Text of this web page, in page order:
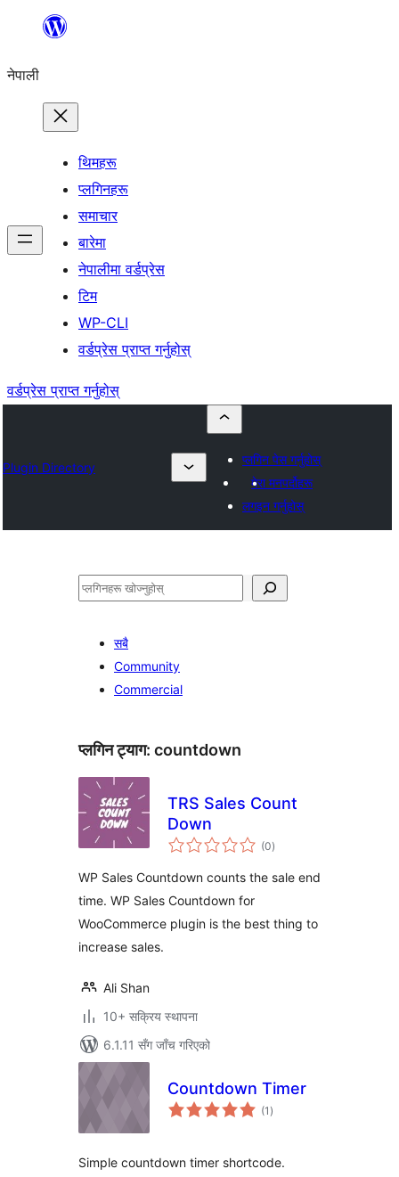
सामग्रीमा
नेपाली
थिमहरू
प्लगिनहरू
समाचार
बारेमा
नेपालीमा वर्डप्रेस
टिम
WP-CLI
वर्डप्रेस प्राप्त गर्नुहोस्
वर्डप्रेस प्राप्त गर्नुहोस्
Plugin Directory
प्लगिन पेस गर्नुहोस्
मेरा मनपर्दोहरू
लगइन गर्नुहोस्
खोज्नुहोस्
सबै
Community
Commercial
प्लगिन ट्याग: countdown
TRS Sales Count
Down
(0कुल
रेटिङ्गहरू
)
WP Sales Countdown counts the sale end
time. WP Sales Countdown for
WooCommerce plugin is the best thing to
increase sales.
Ali Shan
10+ सक्रिय स्थापना
6.1.11 सँग जाँच गरिएको
Countdown Timer
(1 कुल
रेटिङ्गहरू
)
Simple countdown timer shortcode.